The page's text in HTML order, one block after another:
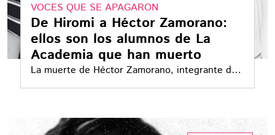
VOCES QUE SE APAGARON
De Hiromi a Héctor Zamorano:
ellos son los alumnos de La
Academia que han muerto
La muerte de Héctor Zamorano, integrante de
la primera generación, reavivó la memoria de
perdido la vida